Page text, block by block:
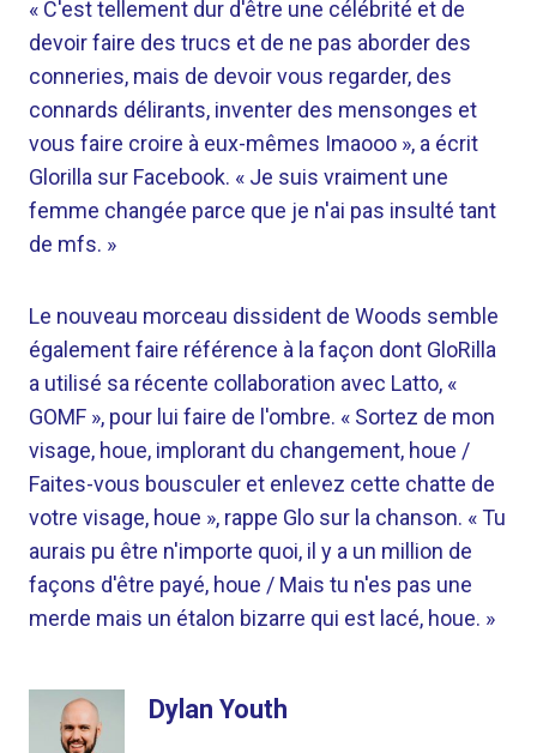
« C'est tellement dur d'être une célébrité et de
devoir faire des trucs et de ne pas aborder des
conneries, mais de devoir vous regarder, des
connards délirants, inventer des mensonges et
vous faire croire à eux-mêmes Imaooo », a écrit
Glorilla sur Facebook. « Je suis vraiment une
femme changée parce que je n'ai pas insulté tant
de mfs. »
Le nouveau morceau dissident de Woods semble
également faire référence à la façon dont GloRilla
a utilisé sa récente collaboration avec Latto, «
GOMF », pour lui faire de l'ombre. « Sortez de mon
visage, houe, implorant du changement, houe /
Faites-vous bousculer et enlevez cette chatte de
votre visage, houe », rappe Glo sur la chanson. « Tu
aurais pu être n'importe quoi, il y a un million de
façons d'être payé, houe / Mais tu n'es pas une
merde mais un étalon bizarre qui est lacé, houe. »
Dylan Youth